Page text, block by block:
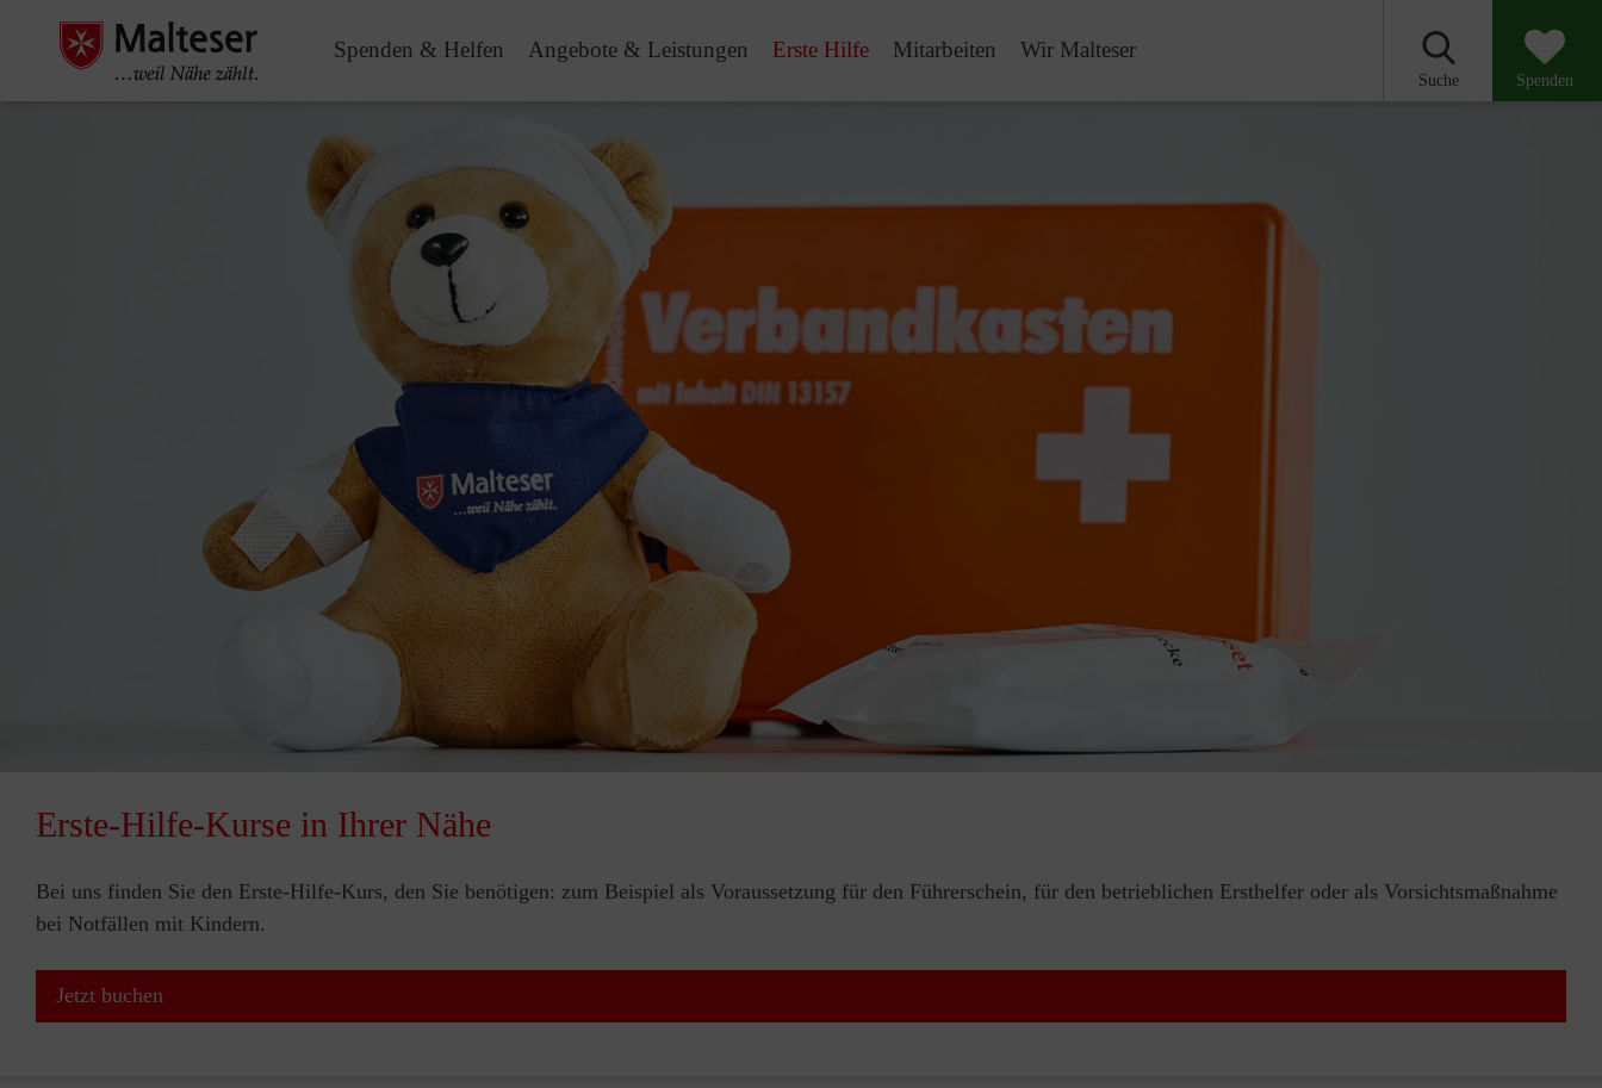
Spenden & Helfen Angebote & Leistungen Erste Hilfe Mitarbeiten Wir Malteser
Suche Spenden
Erste-Hilfe-Kurse in Ihrer Nähe
Bei uns finden Sie den Erste-Hilfe-Kurs, den Sie benötigen: zum Beispiel als Voraussetzung für den Führerschein, für den betrieblichen Ersthelfer oder als Vorsichtsmaßnahme
bei Notfällen mit Kindern.
Jetzt buchen